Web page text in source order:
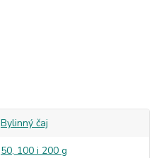
Bylinný čaj
50, 100 i 200 g